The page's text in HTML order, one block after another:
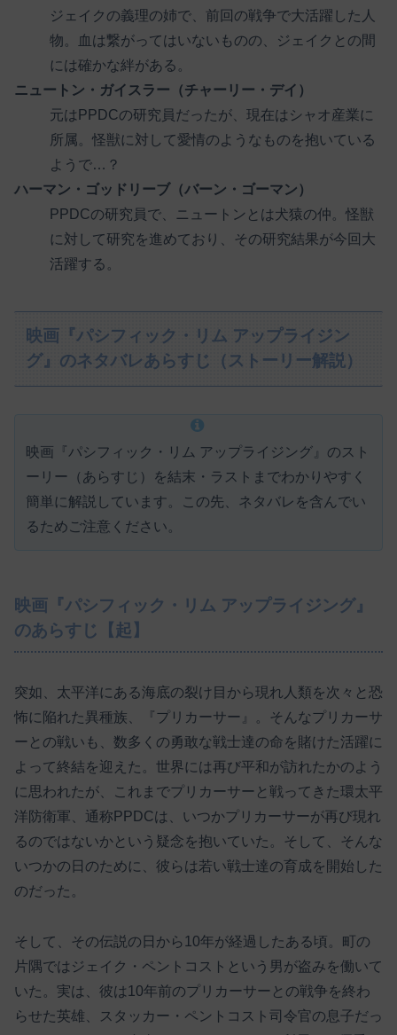
ジェイクの義理の姉で、前回の戦争で大活躍した人
物。血は繋がってはいないものの、ジェイクとの間
には確かな絆がある。
ニュートン・ガイスラー（チャーリー・デイ）
元はPPDCの研究員だったが、現在はシャオ産業に
所属。怪獣に対して愛情のようなものを抱いている
ようで…？
ハーマン・ゴッドリーブ（バーン・ゴーマン）
PPDCの研究員で、ニュートンとは犬猿の仲。怪獣
に対して研究を進めており、その研究結果が今回大
活躍する。
映画『パシフィック・リム アップライジン
グ』のネタバレあらすじ（ストーリー解説）
映画『パシフィック・リム アップライジング』のスト
ーリー（あらすじ）を結末・ラストまでわかりやすく
簡単に解説しています。この先、ネタバレを含んでい
るためご注意ください。
映画『パシフィック・リム アップライジング』
のあらすじ【起】
突如、太平洋にある海底の裂け目から現れ人類を次々と恐
怖に陥れた異種族、『プリカーサー』。そんなプリカーサ
ーとの戦いも、数多くの勇敢な戦士達の命を賭けた活躍に
よって終結を迎えた。世界には再び平和が訪れたかのよう
に思われたが、これまでプリカーサーと戦ってきた環太平
洋防衛軍、通称PPDCは、いつかプリカーサーが再び現れ
るのではないかという疑念を抱いていた。そして、そんな
いつかの日のために、彼らは若い戦士達の育成を開始した
のだった。
そして、その伝説の日から10年が経過したある頃。町の
片隅ではジェイク・ペントコストという男が盗みを働いて
いた。実は、彼は10年前のプリカーサーとの戦争を終わ
らせた英雄、スタッカー・ペントコスト司令官の息子だっ